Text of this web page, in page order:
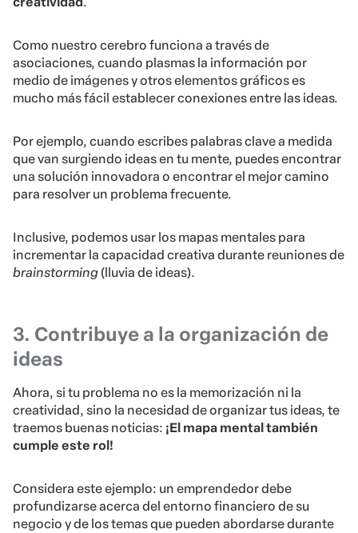
Como nuestro cerebro funciona a través de
asociaciones, cuando plasmas la información por
medio de imágenes y otros elementos gráficos es
mucho más fácil establecer conexiones entre las ideas.
Por ejemplo, cuando escribes palabras clave a medida
que van surgiendo ideas en tu mente, puedes encontrar
una solución innovadora o encontrar el mejor camino
para resolver un problema frecuente.
Inclusive, podemos usar los mapas mentales para
incrementar la capacidad creativa durante reuniones de
brainstorming (lluvia de ideas).
3. Contribuye a la organización de
ideas
Ahora, si tu problema no es la memorización ni la
creatividad, sino la necesidad de organizar tus ideas, te
traemos buenas noticias: ¡El mapa mental también
cumple este rol!
Considera este ejemplo: un emprendedor debe
profundizarse acerca del entorno financiero de su
negocio y de los temas que pueden abordarse durante